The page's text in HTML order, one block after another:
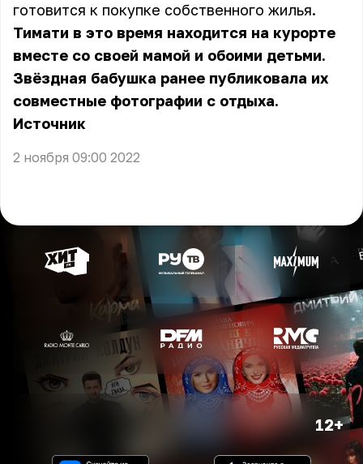
готовится к покупке собственного жилья.
Тимати в это время находится на курорте
вместе со своей мамой и обоими детьми.
Звёздная бабушка ранее публиковала их
совместные фотографии с отдыха.
Источник
2 ноября 09:00 2022
12+